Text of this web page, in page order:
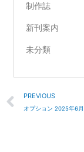
制作誌
新刊案内
未分類
Prev
PREVIOUS
オプション 2025年6